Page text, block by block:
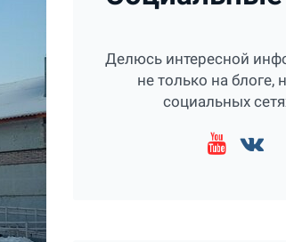
Делюсь интересной
не только на блоге,
социальных